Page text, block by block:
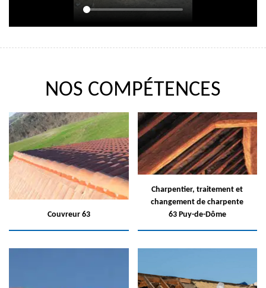
NOS COMPÉTENCES
Couvreur 63
Charpentier, traitement et
changement de charpente
63 Puy-de-Dôme